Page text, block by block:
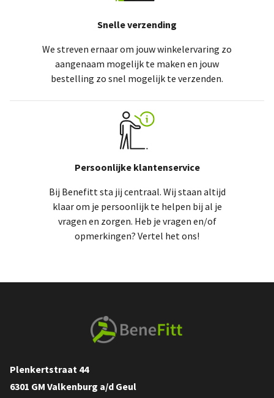
Snelle verzending
We streven ernaar om jouw winkelervaring zo
aangenaam mogelijk te maken en jouw
bestelling zo snel mogelijk te verzenden.
Persoonlijke klantenservice
Bij Benefitt sta jij centraal. Wij staan altijd
klaar om je persoonlijk te helpen bij al je
vragen en zorgen. Heb je vragen en/of
opmerkingen? Vertel het ons!
Plenkertstraat 44
6301 GM Valkenburg a/d Geul